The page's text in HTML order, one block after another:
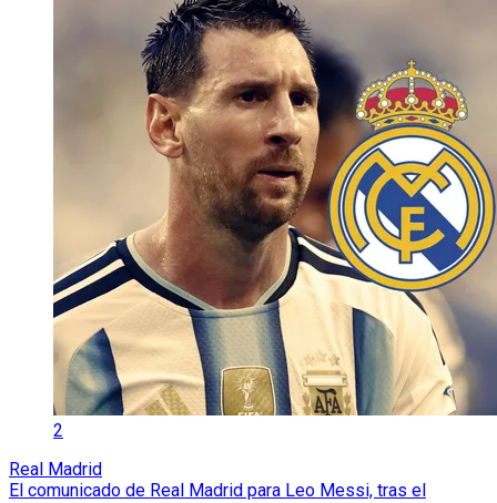
2
Real Madrid
El comunicado de Real Madrid para Leo Messi, tras el